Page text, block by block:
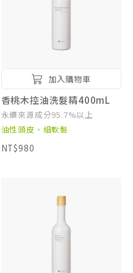
加入購物車
香桃木控油洗髮精400mL
永續來源成分95.7%以上
油性頭皮、細軟髮
NT$980